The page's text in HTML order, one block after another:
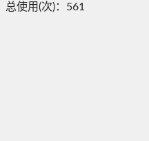
总使用(次)： 561